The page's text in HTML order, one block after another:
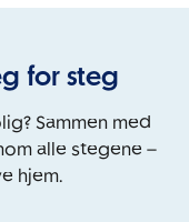
for steg
Sammen med
alle stegene –
hjem.